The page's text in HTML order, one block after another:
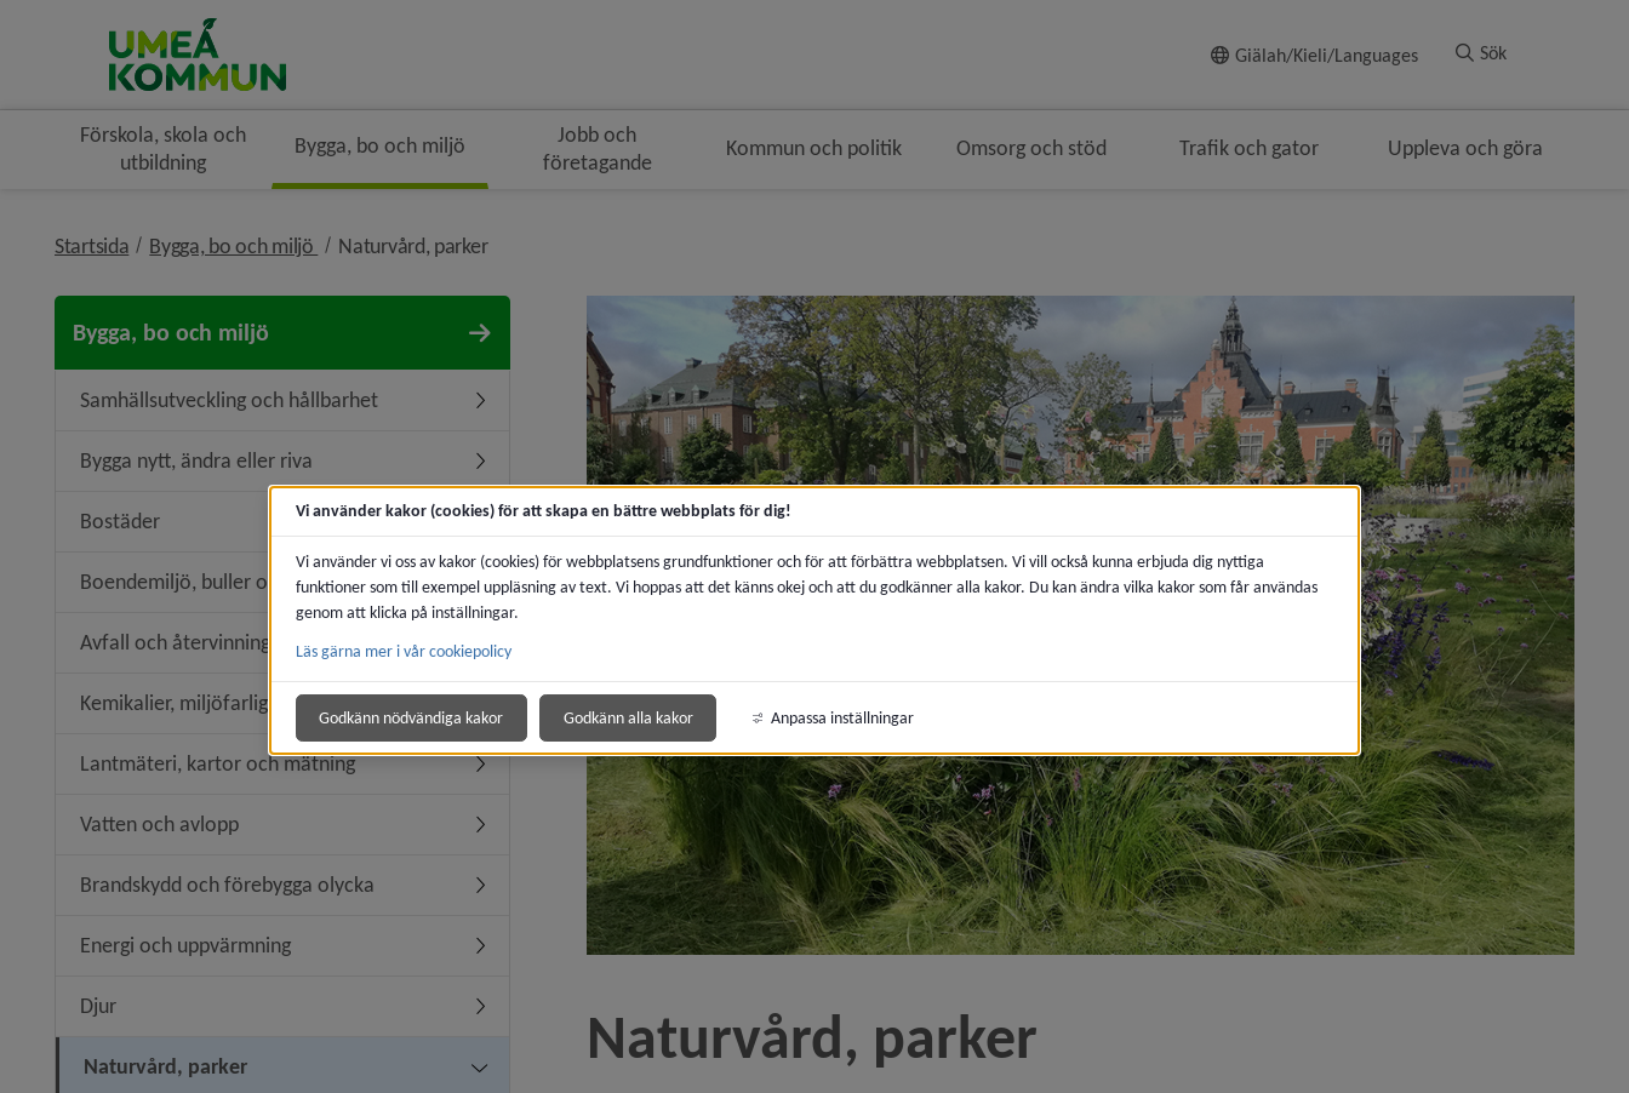
Giälah/Kieli/Languages Sök
Förskola, skola och
utbildning
Bygga, bo och miljö
Jobb och
företagande
Kommun och politik Omsorg och stöd Trafik och gator Uppleva och göra
Startsida Bygga, bo och miljö nivå i brödsmulenavigeringen
Naturvård, parkernivå i brödsmulenavigeringen
Bygga, bo och miljö
Samhällsutveckling och hållbarhet Undermeny för Samhällsutveckling och hållbarhet
Bygga nytt, ändra eller riva Undermeny för Bygga nytt, ändra eller riva
Bostäder
Boendemiljö, buller och luftkvalitet Undermeny för Boendemiljö, buller och luftkvalitet
Avfall och återvinning Undermeny för Avfall och återvinning
Kemikalier, miljöfarlig verksamhet Undermeny för Kemikalier, miljöfarlig verksamhet
Lantmäteri, kartor och mätning Undermeny för Lantmäteri, kartor och mätning
Vatten och avlopp Undermeny för Vatten och avlopp
Brandskydd och förebygga olycka Undermeny för Brandskydd och förebygga olycka
Energi och uppvärmning Undermeny för Energi och uppvärmning
Djur Undermeny för Djur
Naturvård, parker Undermeny för Naturvård, parker
Naturvård, parker
Vi använder kakor (cookies) för att skapa en bättre webbplats för dig!
Vi använder vi oss av kakor (cookies) för webbplatsens grundfunktioner och för att förbättra webbplatsen. Vi vill också kunna erbjuda dig nyttiga
funktioner som till exempel uppläsning av text. Vi hoppas att det känns okej och att du godkänner alla kakor. Du kan ändra vilka kakor som får användas
genom att klicka på inställningar.
Läs gärna mer i vår cookiepolicy
Godkänn nödvändiga kakor Godkänn alla kakor Anpassa inställningar